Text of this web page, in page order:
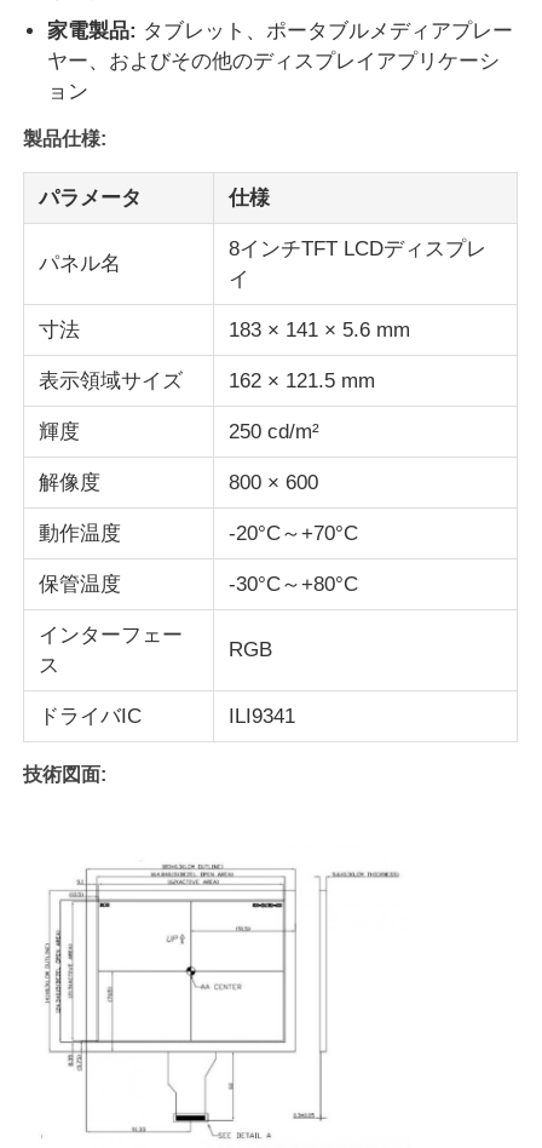
表示IPSのLCD
TFT LCDタッチスクリーン
携帯型LCDモニター
OLEDの表示モジュール
車LCDの表示
円状のLCD画面
LCDのタッチ画面のパネル
UART LCD ディスプレイ
紙のディスプレイ
STN LCDの表示
バックパネル
注文LCD表示モジュール
家電製品: タブレット、ポータブルメディアプレー
ヤー、およびその他のディスプレイアプリケーシ
ョン
製品仕様:
パラメータ 仕様
パネル名
8インチTFT LCDディスプレ
イ
寸法 183 × 141 × 5.6 mm
表示領域サイズ 162 × 121.5 mm
輝度 250 cd/m²
解像度 800 × 600
動作温度 -20°C～+70°C
保管温度 -30°C～+80°C
インターフェー
ス
RGB
ドライバIC ILI9341
技術図面: